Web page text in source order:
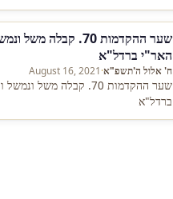
שער ההקדמות 70. קבלה
האר"י ברדל"א
ח' אלול ה'תשפ"א·
August 16, 2021
שער ההקדמות 70. קבלה משל
ברדל"א